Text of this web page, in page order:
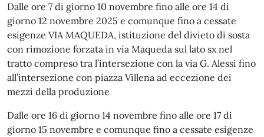
Dalle ore 7 di giorno 10 novembre fino alle ore 14 di
giorno 12 novembre 2025 e comunque fino a cessate
esigenze VIA MAQUEDA, istituzione del divieto di sosta
con rimozione forzata in via Maqueda sul lato sx nel
tratto compreso tra l’intersezione con la via G. Alessi fino
all’intersezione con piazza Villena ad eccezione dei
mezzi della produzione
Dalle ore 16 di giorno 14 novembre fino alle ore 17 di
giorno 15 novembre e comunque fino a cessate esigenze